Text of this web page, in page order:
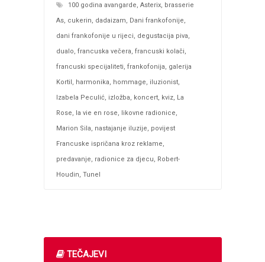
100 godina avangarde, Asterix, brasserie
As, cukerin, dadaizam, Dani frankofonije,
dani frankofonije u rijeci, degustacija piva,
dualo, francuska večera, francuski kolači,
francuski specijaliteti, frankofonija, galerija
Kortil, harmonika, hommage, iluzionist,
Izabela Peculić, izložba, koncert, kviz, La
Rose, la vie en rose, likovne radionice,
Marion Sila, nastajanje iluzije, povijest
Francuske ispričana kroz reklame,
predavanje, radionice za djecu, Robert-
Houdin, Tunel
TEČAJEVI